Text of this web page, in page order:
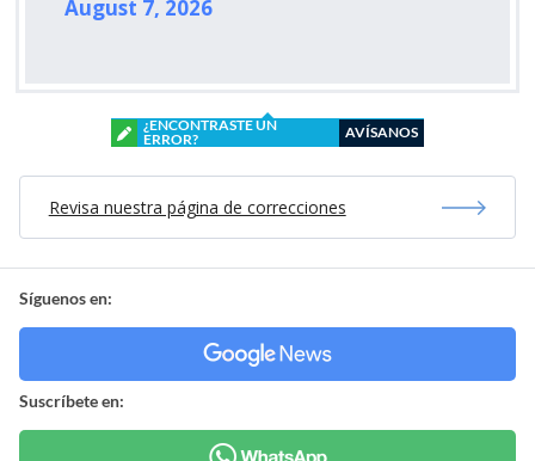
August 7, 2026
¿ENCONTRASTE UN
ERROR?
AVÍSANOS
Revisa nuestra página de correcciones
Síguenos en:
Suscríbete en: